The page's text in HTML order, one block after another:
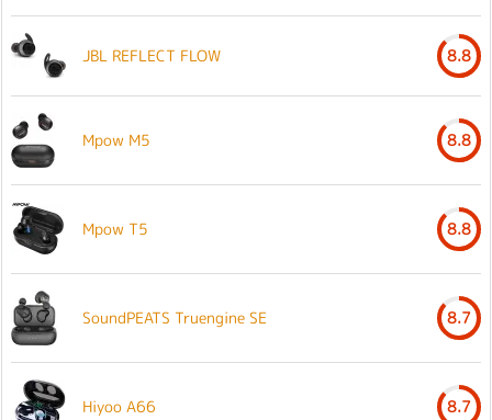
JBL REFLECT FLOW 8.8
Mpow M5 8.8
Mpow T5 8.8
SoundPEATS Truengine SE 8.7
Hiyoo A66 8.7